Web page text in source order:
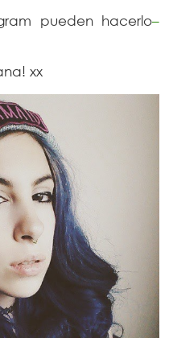
pueden hacerlo–
xx